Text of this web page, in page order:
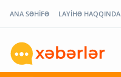
ANA SƏHİFƏ LAYİHƏ HAQQINDA